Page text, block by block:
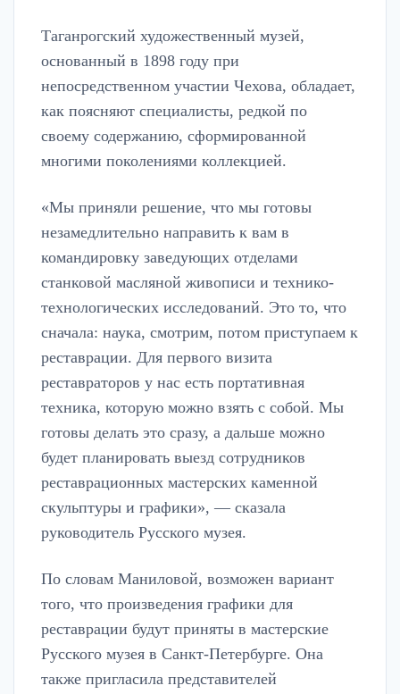
Таганрогский художественный музей,
основанный в 1898 году при
непосредственном участии Чехова, обладает,
как поясняют специалисты, редкой по
своему содержанию, сформированной
многими поколениями коллекцией.
«Мы приняли решение, что мы готовы
незамедлительно направить к вам в
командировку заведующих отделами
станковой масляной живописи и технико-
технологических исследований. Это то, что
сначала: наука, смотрим, потом приступаем к
реставрации. Для первого визита
реставраторов у нас есть портативная
техника, которую можно взять с собой. Мы
готовы делать это сразу, а дальше можно
будет планировать выезд сотрудников
реставрационных мастерских каменной
скульптуры и графики», — сказала
руководитель Русского музея.
По словам Маниловой, возможен вариант
того, что произведения графики для
реставрации будут приняты в мастерские
Русского музея в Санкт-Петербурге. Она
также пригласила представителей